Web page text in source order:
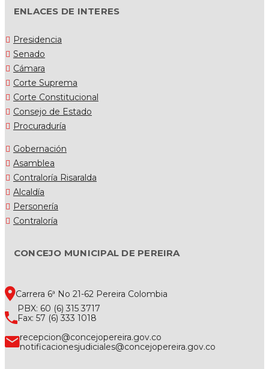
ENLACES DE INTERES
Presidencia
Senado
Cámara
Corte Suprema
Corte Constitucional
Consejo de Estado
Procuraduría
Gobernación
Asamblea
Contraloría Risaralda
Alcaldía
Personería
Contraloría
CONCEJO MUNICIPAL DE PEREIRA
Carrera 6ª No 21-62 Pereira Colombia
PBX: 60 (6) 315 3717
Fax: 57 (6) 333 1018
recepcion@concejopereira.gov.co
notificacionesjudiciales@concejopereira.gov.co